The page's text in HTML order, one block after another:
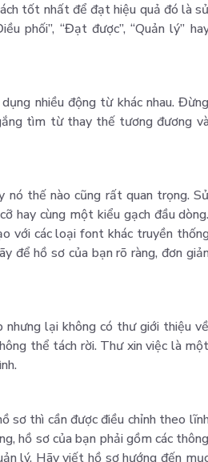
tốt nhất để đạt hiệu quả đó là
phối”, “Đạt được”, “Quản lý”
nhiều động từ khác nhau. Đừng
tìm từ thay thế tương đương
nó thế nào cũng rất quan trọng.
hay cùng một kiểu gạch đầu dòng.
với các loại font khác truyền
để hồ sơ của bạn rõ ràng, đơn
lại không có thư giới thiệu về
thể tách rời. Thư xin việc là một
sơ thì cần được điều chỉnh theo
hồ sơ của bạn phải gồm các thông
lý. Hãy viết hồ sơ hướng đến